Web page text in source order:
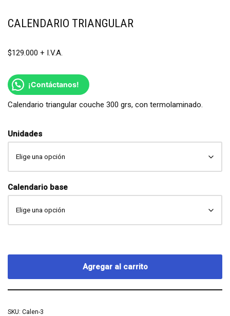
CALENDARIO TRIANGULAR
$129.000
¡Contáctanos!
Calendario triangular couche 300 grs, con termolaminado.
Unidades
Calendario base
Agregar al carrito
SKU: Calen-3